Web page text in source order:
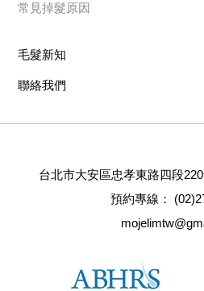
常見掉髮原因
毛髮新知
聯絡我們
台北市大安區忠孝東路四段
預約專線：